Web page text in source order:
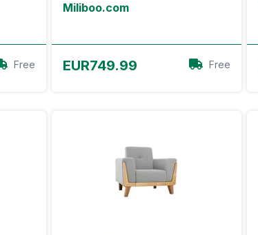
Free
Miliboo.com
EUR749.99 Free